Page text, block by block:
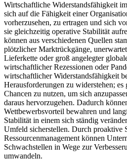
Wirtschaftliche Widerstandsfähigkeit
sich auf die Fähigkeit einer
vorherzusehen, zu ertragen und sich
sie gleichzeitig operative Stabilität
können aus verschiedenen Quellen
plötzlicher Marktrückgänge,
Lieferkette oder groß angelegter
wirtschaftlicher Rezessionen oder
wirtschaftlicher Widerstandsfähigkeit
Herausforderungen zu widerstehen; es
Chancen zu nutzen, um sich
daraus hervorzugehen. Dadurch
Wettbewerbsvorteil bewahren und
Stabilität in einem sich ständig
Umfeld sicherstellen. Durch proaktive
Ressourcenmanagement können
Schwachstellen in Wege zur
umwandeln.